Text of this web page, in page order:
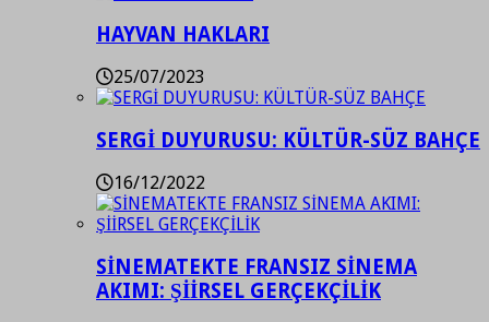
HAYVAN HAKLARI
25/07/2023
SERGİ DUYURUSU: KÜLTÜR-SÜZ BAHÇE
16/12/2022
SİNEMATEKTE FRANSIZ SİNEMA
AKIMI: ŞİİRSEL GERÇEKÇİLİK